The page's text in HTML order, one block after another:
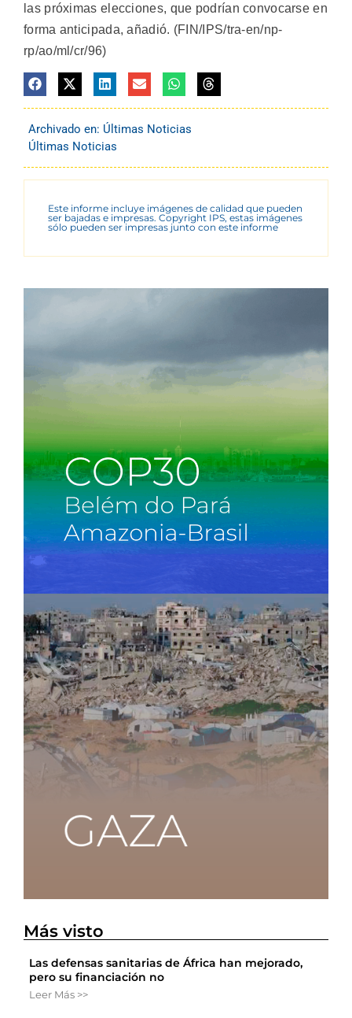
las próximas elecciones, que podrían convocarse en
forma anticipada, añadió. (FIN/IPS/tra-en/np-
rp/ao/ml/cr/96)
Archivado en: Últimas Noticias
Últimas Noticias
Este informe incluye imágenes de calidad que pueden
ser bajadas e impresas. Copyright IPS, estas imágenes
sólo pueden ser impresas junto con este informe
Más visto
Las defensas sanitarias de África han mejorado,
pero su financiación no
Leer Más >>